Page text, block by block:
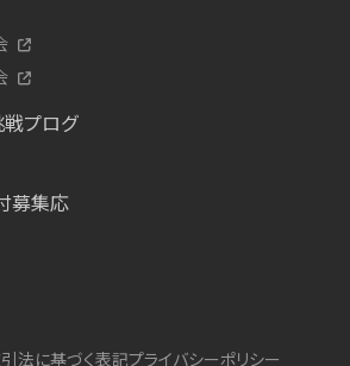
プログ
募集応
法に基づく表記プライバシーポリシー